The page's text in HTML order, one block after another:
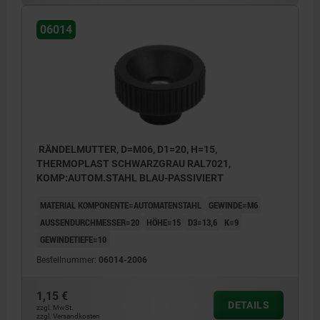
06014
RÄNDELMUTTER, D=M06, D1=20, H=15,
THERMOPLAST SCHWARZGRAU RAL7021,
KOMP:AUTOM.STAHL BLAU-PASSIVIERT
MATERIAL KOMPONENTE=AUTOMATENSTAHL
GEWINDE=M6
AUSSENDURCHMESSER=20
HÖHE=15 D3=13,6
K=9
GEWINDETIEFE=10
Bestellnummer: 06014-2006
1,15 €
zzgl. MwSt.
zzgl. Versandkosten
DETAILS